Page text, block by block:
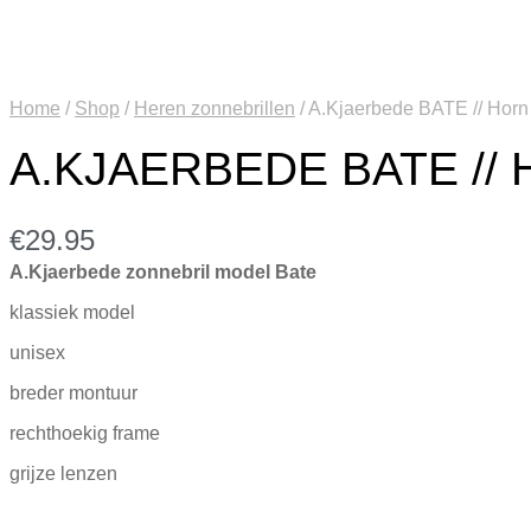
Home / Shop / Heren zonnebrillen /A.Kjaerbede BATE // Horn
A.KJAERBEDE BATE //
€29.95
A.Kjaerbede zonnebril model Bate
klassiek model
unisex
breder montuur
rechthoekig frame
grijze lenzen